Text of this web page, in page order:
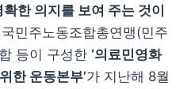
한 의지를 보여 주는 것이
민주노동조합총연맹(민주
등이 구성한 ‘의료민영화
한 운동본부’가 지난해 8월